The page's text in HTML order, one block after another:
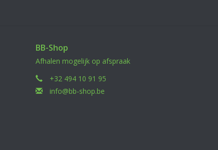
BB-Shop
Afhalen mogelijk op afspraak
+32 494 10 91 95
info@bb-shop.be